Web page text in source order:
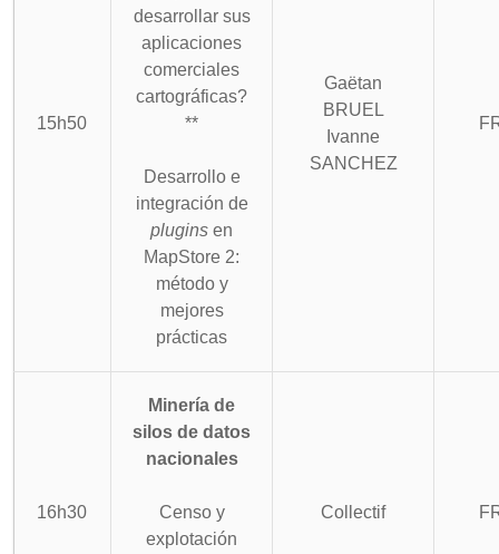
15h50
desarrollar sus
aplicaciones
comerciales
cartográficas?
**
Desarrollo e
integración de
plugins en
MapStore 2:
método y
mejores
prácticas
Gaëtan
BRUEL
Ivanne
SANCHEZ
16h30
Minería de
silos de datos
nacionales
Censo y
explotación
Collectif